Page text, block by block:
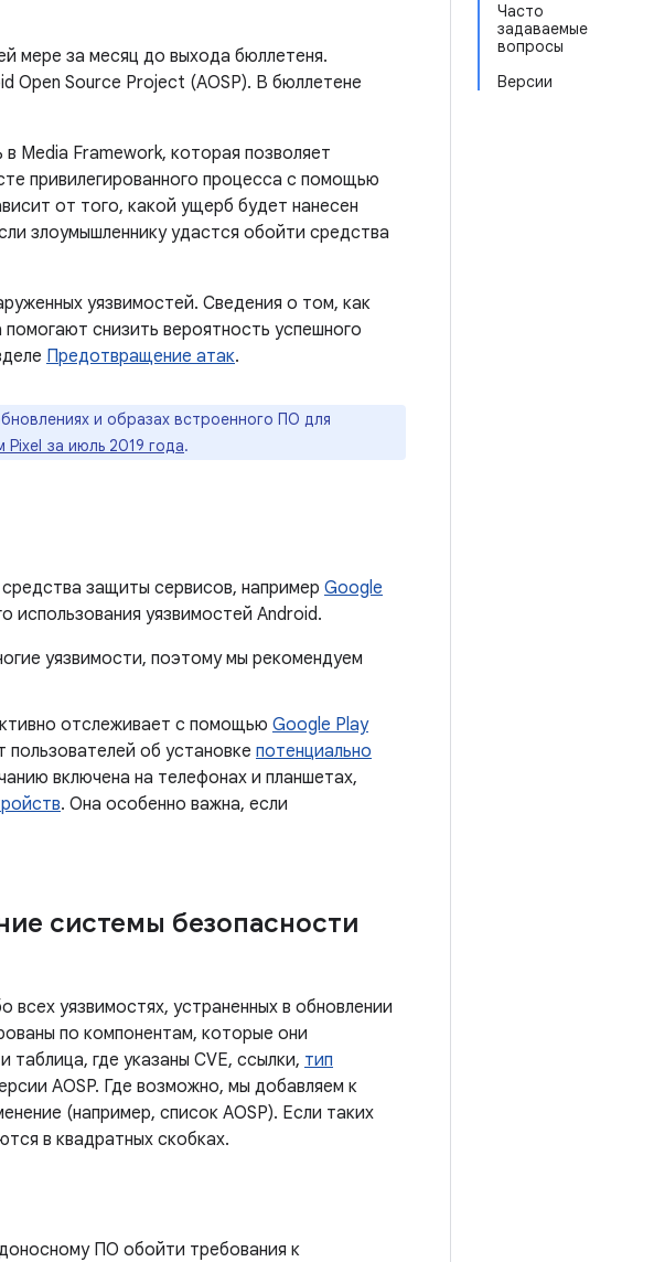
Часто
задаваемые
вопросы
Версии
мере за месяц до выхода бюллетеня.
Open Source Project (AOSP). В бюллетене
Media Framework, которая позволяет
привилегированного процесса с помощью
от того, какой ущерб будет нанесен
злоумышленнику удастся обойти средства
уязвимостей. Сведения о том, как
снизить вероятность успешного
Предотвращение атак.
и образах встроенного ПО для
за июль 2019 года.
защиты сервисов, например Google
использования уязвимостей Android.
уязвимости, поэтому мы рекомендуем
отслеживает с помощью Google Play
пользователей об установке потенциально
включена на телефонах и планшетах,
. Она особенно важна, если
системы безопасности
уязвимостях, устраненных в обновлении
по компонентам, которые они
где указаны CVE, ссылки, тип
AOSP. Где возможно, мы добавляем к
(например, список AOSP). Если таких
в квадратных скобках.
ПО обойти требования к